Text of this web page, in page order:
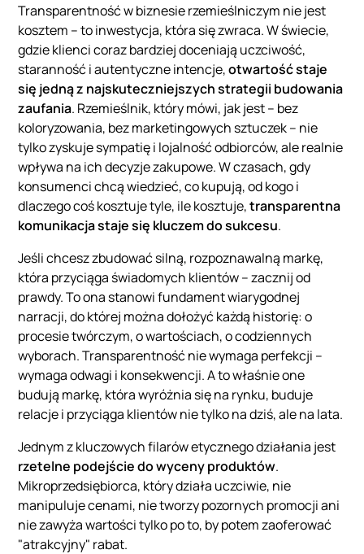
Transparentność w biznesie rzemieślniczym nie jest
kosztem – to inwestycja, która się zwraca. W świecie,
gdzie klienci coraz bardziej doceniają uczciwość,
staranność i autentyczne intencje,otwartość staje
się jedną z najskuteczniejszych strategii budowania
zaufania. Rzemieślnik, który mówi, jak jest – bez
koloryzowania, bez marketingowych sztuczek – nie
tylko zyskuje sympatię i lojalność odbiorców, ale realnie
wpływa na ich decyzje zakupowe. W czasach, gdy
konsumenci chcą wiedzieć, co kupują, od kogo i
dlaczego coś kosztuje tyle, ile kosztuje,transparentna
komunikacja staje się kluczem do sukcesu.
Jeśli chcesz zbudować silną, rozpoznawalną markę,
która przyciąga świadomych klientów – zacznij od
prawdy. To ona stanowi fundament wiarygodnej
narracji, do której można dołożyć każdą historię: o
procesie twórczym, o wartościach, o codziennych
wyborach. Transparentność nie wymaga perfekcji –
wymaga odwagi i konsekwencji. A to właśnie one
budują markę, która wyróżnia się na rynku, buduje
relacje i przyciąga klientów nie tylko na dziś, ale na lata.
Jednym z kluczowych filarów etycznego działania jest
rzetelne podejście do wyceny produktów.
Mikroprzedsiębiorca, który działa uczciwie, nie
manipuluje cenami, nie tworzy pozornych promocji ani
nie zawyża wartości tylko po to, by potem zaoferować
"atrakcyjny" rabat.